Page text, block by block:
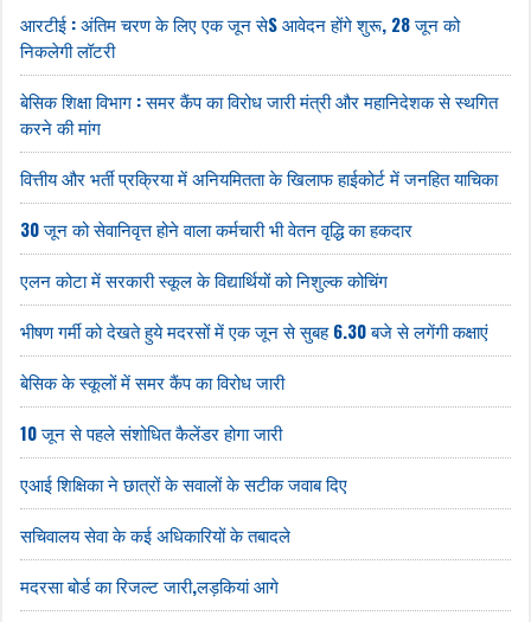
आरटीई : अंतिम चरण के लिए एक जून सेS आवेदन होंगे शुरू, 28 जून को
निकलेगी लॉटरी
बेसिक शिक्षा विभाग : समर कैंप का विरोध जारी मंत्री और महानिदेशक से स्थगित
करने की मांग
वित्तीय और भर्ती प्रक्रिया में अनियमितता के खिलाफ हाईकोर्ट में जनहित याचिका
30 जून को सेवानिवृत्त होने वाला कर्मचारी भी वेतन वृद्धि का हकदार
एलन कोटा में सरकारी स्कूल के विद्यार्थियों को निशुल्क कोचिंग
भीषण गर्मी को देखते हुये मदरसों में एक जून से सुबह 6.30 बजे से लगेंगी कक्षाएं
बेसिक के स्कूलों में समर कैंप का विरोध जारी
10 जून से पहले संशोधित कैलेंडर होगा जारी
एआई शिक्षिका ने छात्रों के सवालों के सटीक जवाब दिए
सचिवालय सेवा के कई अधिकारियों के तबादले
मदरसा बोर्ड का रिजल्ट जारी,लड़कियां आगे